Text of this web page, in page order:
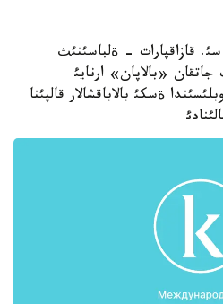
وبلئسئ. اقپاننئث 2-سئ. قازاقپارات - ةلباسئنئث
جاتقان «بالاپان» ارنايئ
ةسكئ بالاباقشالار قالپئنا